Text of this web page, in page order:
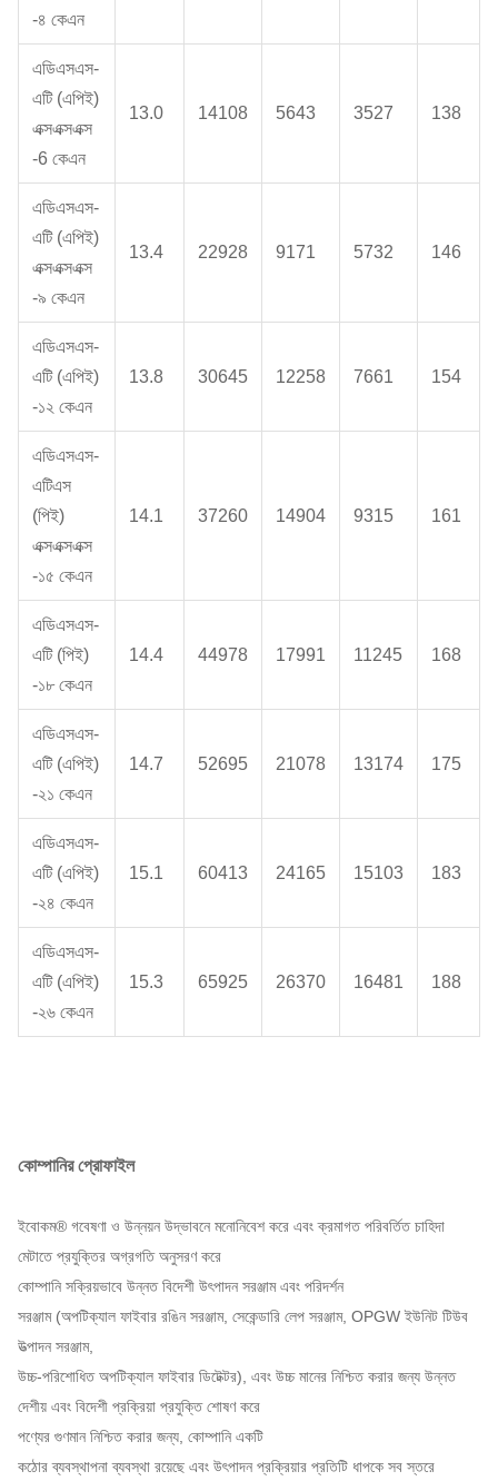
-৪ কেএন
এডিএসএস-
এটি (এপিই)
এক্সএক্সএক্স
-6 কেএন
13.0 14108 5643 3527 138
এডিএসএস-
এটি (এপিই)
এক্সএক্সএক্স
-৯ কেএন
13.4 22928 9171 5732 146
এডিএসএস-
এটি (এপিই)
-১২ কেএন
13.8 30645 12258 7661 154
এডিএসএস-
এটিএস
(পিই)
এক্সএক্সএক্স
-১৫ কেএন
14.1 37260 14904 9315 161
এডিএসএস-
এটি (পিই)
-১৮ কেএন
14.4 44978 17991 11245 168
এডিএসএস-
এটি (এপিই)
-২১ কেএন
14.7 52695 21078 13174 175
এডিএসএস-
এটি (এপিই)
-২৪ কেএন
15.1 60413 24165 15103 183
এডিএসএস-
এটি (এপিই)
-২৬ কেএন
15.3 65925 26370 16481 188
কোম্পানির প্রোফাইল
ইবোকম® গবেষণা ও উন্নয়ন উদ্ভাবনে মনোনিবেশ করে এবং ক্রমাগত পরিবর্তিত চাহিদা
মেটাতে প্রযুক্তির অগ্রগতি অনুসরণ করে
কোম্পানি সক্রিয়ভাবে উন্নত বিদেশী উৎপাদন সরঞ্জাম এবং পরিদর্শন
সরঞ্জাম (অপটিক্যাল ফাইবার রঙিন সরঞ্জাম, সেকেন্ডারি লেপ সরঞ্জাম, OPGW ইউনিট টিউব
উত্পাদন সরঞ্জাম,
উচ্চ-পরিশোধিত অপটিক্যাল ফাইবার ডিটেক্টর), এবং উচ্চ মানের নিশ্চিত করার জন্য উন্নত
দেশীয় এবং বিদেশী প্রক্রিয়া প্রযুক্তি শোষণ করে
পণ্যের গুণমান নিশ্চিত করার জন্য, কোম্পানি একটি
কঠোর ব্যবস্থাপনা ব্যবস্থা রয়েছে এবং উৎপাদন প্রক্রিয়ার প্রতিটি ধাপকে সব স্তরে